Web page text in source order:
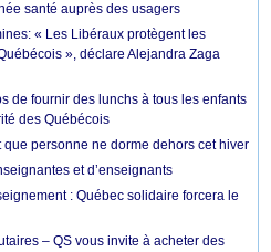
santé auprès des usagers
« Les Libéraux protègent les
», déclare Alejandra Zaga
de fournir des lunchs à tous les enfants
des Québécois
personne ne dorme dehors cet hiver
et d’enseignants
: Québec solidaire forcera le
– QS vous invite à acheter des